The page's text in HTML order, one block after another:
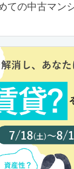
ての中古マン